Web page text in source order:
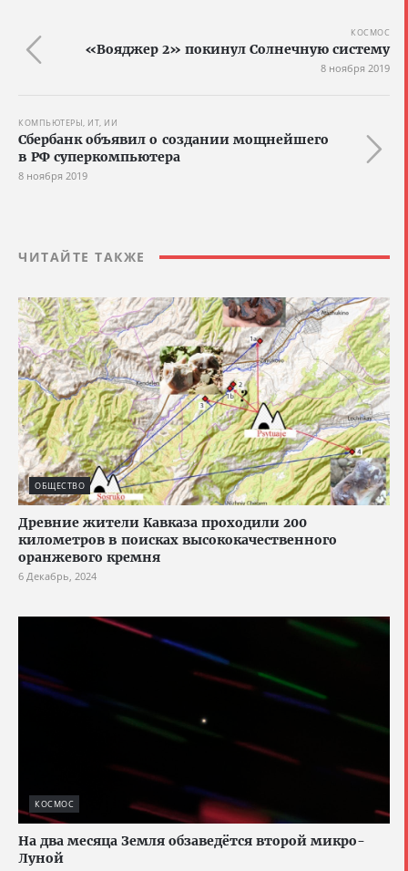
КОСМОС
«Вояджер 2» покинул Солнечную систему
8 ноября 2019
КОМПЬЮТЕРЫ, ИТ, ИИ
Сбербанк объявил о создании мощнейшего
в РФ суперкомпьютера
8 ноября 2019
ЧИТАЙТЕ ТАКЖЕ
ОБЩЕСТВО
Древние жители Кавказа проходили 200
километров в поисках высококачественного
оранжевого кремня
6 Декабрь, 2024
КОСМОС
На два месяца Земля обзаведётся второй микро-
Луной